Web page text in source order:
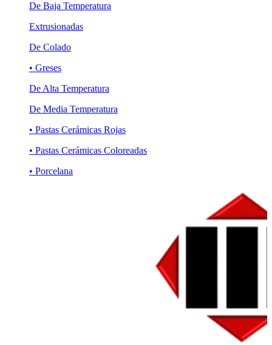
De Baja Temperatura
Extrusionadas
De Colado
• Greses
De Alta Temperatura
De Media Temperatura
• Pastas Cerámicas Rojas
• Pastas Cerámicas Coloreadas
• Porcelana